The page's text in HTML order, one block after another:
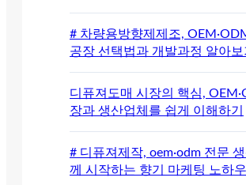
# 차량용방향제제조,
공장 선택법과 개발과정 알아보
디퓨져도매 시장의 핵심,
장과 생산업체를 쉽게 이해하기
# 디퓨져제작, oem·odm 전문
께 시작하는 향기 마케팅 노하우